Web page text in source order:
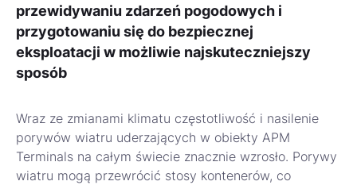
przewidywaniu zdarzeń pogodowych i
przygotowaniu się do bezpiecznej
eksploatacji w możliwie najskuteczniejszy
sposób
Wraz ze zmianami klimatu częstotliwość i nasilenie
porywów wiatru uderzających w obiekty APM
Terminals na całym świecie znacznie wzrosło. Porywy
wiatru mogą przewrócić stosy kontenerów, co